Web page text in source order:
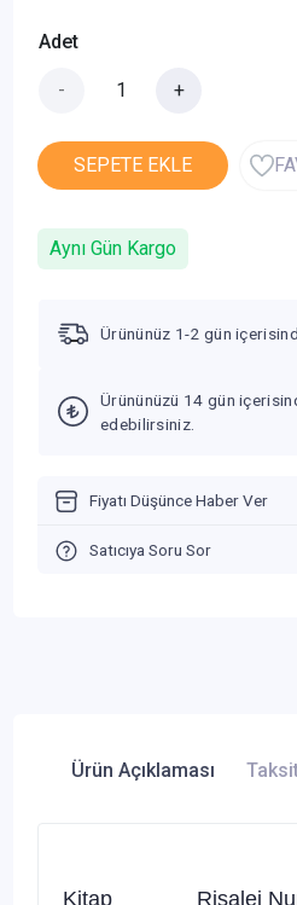
Adet
- +
SEPETE EKLE
Aynı Gün Kargo
Ürününüz 1-2 gün
Ürününüzü 14 gün
edebilirsiniz.
Fiyatı Düşünce Haber Ver
Satıcıya Soru Sor
Ürün Açıklaması
Kitap Risalei Nur